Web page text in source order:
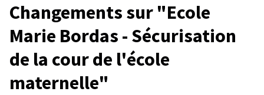
Changements sur "Ecole
Marie Bordas - Sécurisation
de la cour de l'école
maternelle"